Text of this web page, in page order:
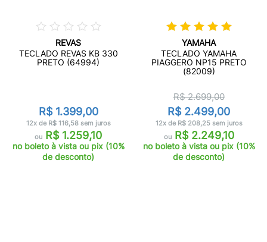
REVAS
TECLADO REVAS KB 330
PRETO (64994)
R$ 1.399,00
12x de R$ 116,58 sem juros
ou R$ 1.259,10
no boleto à vista ou pix (10%
de desconto)
YAMAHA
TECLADO YAMAHA
PIAGGERO NP15 PRETO
(82009)
R$ 2.699,00
R$ 2.499,00
12x de R$ 208,25 sem juros
ouR$ 2.249,10
no boleto à vista ou pix (10%
de desconto)